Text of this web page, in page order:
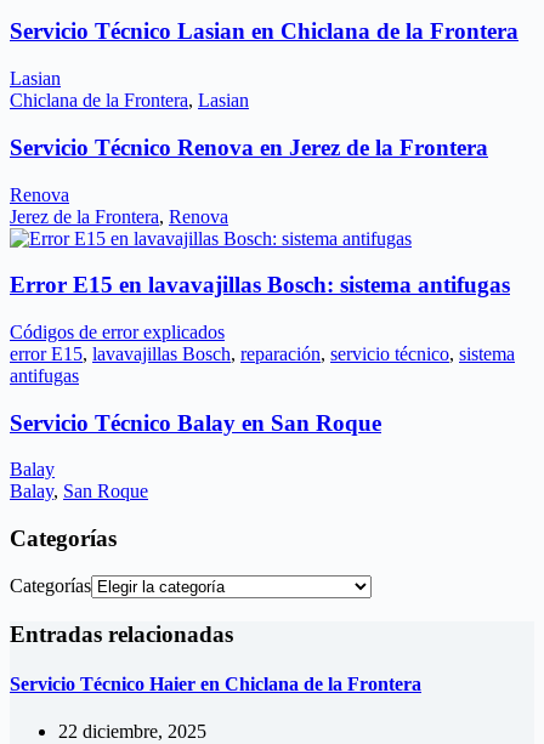
Servicio Técnico Lasian en Chiclana de la Frontera
Lasian
Chiclana de la Frontera, Lasian
Servicio Técnico Renova en Jerez de la Frontera
Renova
Jerez de la Frontera, Renova
Error E15 en lavavajillas Bosch: sistema antifugas
Códigos de error explicados
error E15, lavavajillas Bosch, reparación, servicio técnico, sistema
antifugas
Servicio Técnico Balay en San Roque
Balay
Balay, San Roque
Categorías
Categorías
Entradas relacionadas
Servicio Técnico Haier en Chiclana de la Frontera
22 diciembre, 2025